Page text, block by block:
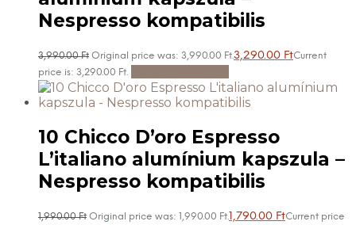
Nespresso kompatibilis
3,990.00Ft Original price was: 3,990.00 Ft.3,290.00 FtCurrent
price is: 3,290.00 Ft.
10 Chicco D’oro Espresso
L’italiano alumínium kapszula –
Nespresso kompatibilis
1,990.00Ft Original price was: 1,990.00 Ft.1,790.00 FtCurrent price